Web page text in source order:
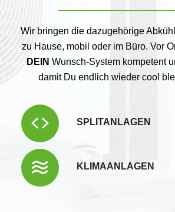
Wir bringen die dazugehörige
zu Hause, mobil oder im Büro. Vor
DEIN Wunsch-System kompetent
damit Du endlich wieder cool
SPLITANLAGEN
KLIMAANLAGEN